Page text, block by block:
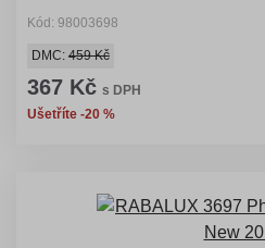
Kód: 98003698
DMC: 459 Kč
367 Kč s DPH
Ušetříte -20 %